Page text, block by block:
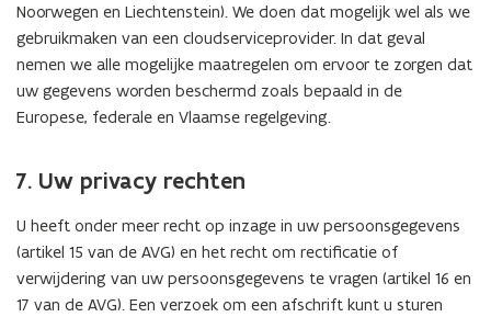
Noorwegen en Liechtenstein). We doen dat mogelijk wel als we
gebruikmaken van een cloudserviceprovider. In dat geval
nemen we alle mogelijke maatregelen om ervoor te zorgen dat
uw gegevens worden beschermd zoals bepaald in de
Europese, federale en Vlaamse regelgeving.
7. Uw privacy rechten
U heeft onder meer recht op inzage in uw persoonsgegevens
(artikel 15 van de AVG) en het recht om rectificatie of
verwijdering van uw persoonsgegevens te vragen (artikel 16 en
17 van de AVG). Een verzoek om een afschrift kunt u sturen